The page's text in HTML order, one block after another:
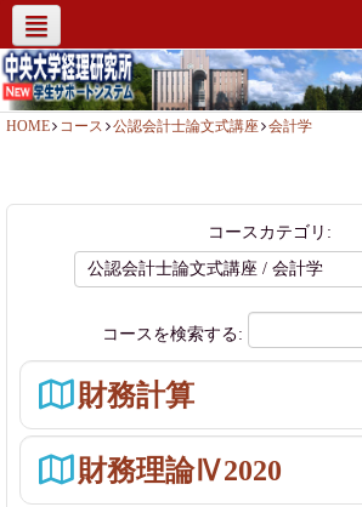
経理研究所HP 社会人簿記講座 サポート情報
お問い合わせ
HOME コース 公認会計士論文式講座 会計学
コースカテゴリ:
コースを検索する:
財務計算
財務理論Ⅳ2020